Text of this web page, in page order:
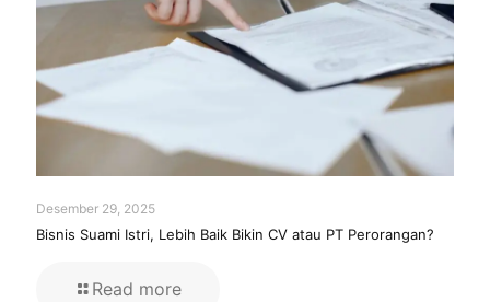
Desember 29, 2025
Bisnis Suami Istri, Lebih Baik Bikin CV atau PT Perorangan?
Read more